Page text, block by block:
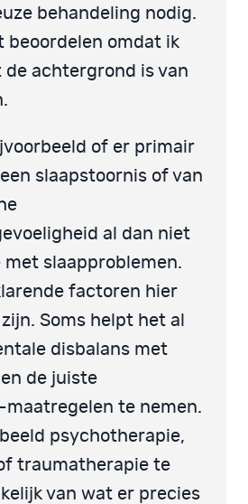
behandeling nodig.
beoordelen omdat ik
achtergrond is van
of er primair
slaapstoornis of van
al dan niet
slaapproblemen.
factoren hier
Soms helpt het al
disbalans met
de juiste
-maatregelen te nemen.
psychotherapie,
traumatherapie te
van wat er precies